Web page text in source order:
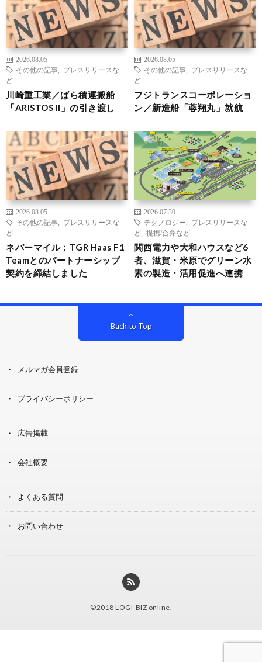
2026.08.05
その他の記事
プレスリリースな
ど
川崎重工業／ばら積運搬船
「ARISTOS II」の引き渡し
2026.08.05
その他の記事
プレスリリースな
ど
フジトランスコーポレーショ
ン／新造船「蓉翔丸」就航
2026.08.05
その他の記事
プレスリリースな
ど
ネバーマイル：TGR Haas F1
Teamとのパートナーシップ
契約を締結しました
2026.07.30
テクノロジー
プレスリリースな
ど
提携/合弁など
関西電力や大和ハウスなど6
者、滋賀・米原でグリーン水
素の製造・活用促進へ連携
Back to Top
メルマガ会員登録
プライバシーポリシー
広告掲載
会社概要
よくある質問
お問い合わせ
©2018 LOGI-BIZ online